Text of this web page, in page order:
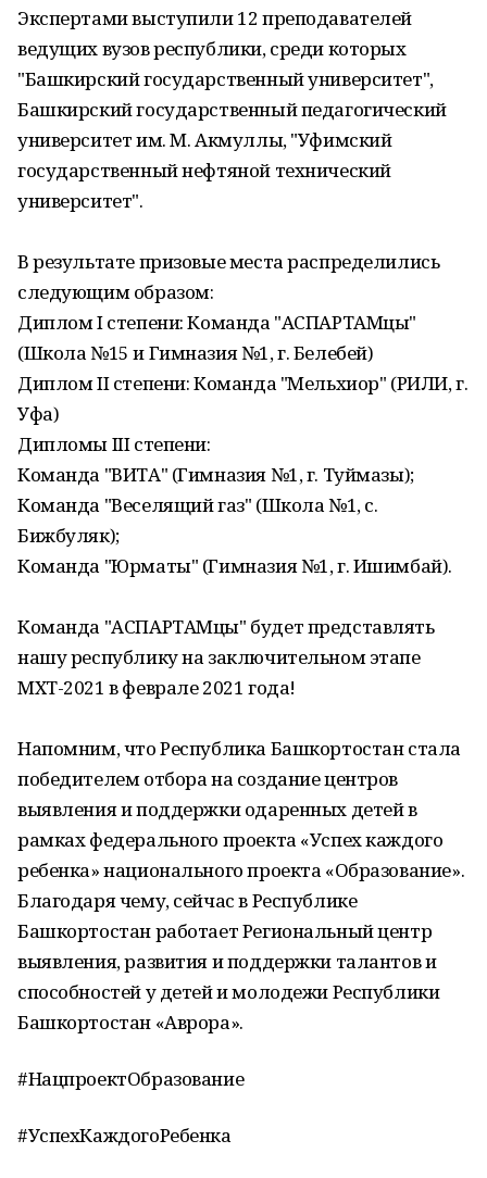
Экспертами выступили 12 преподавателей
ведущих вузов республики, среди которых
"Башкирский государственный университет",
Башкирский государственный педагогический
университет им. М. Акмуллы, "Уфимский
государственный нефтяной технический
университет".
В результате призовые места распределились
следующим образом:
Диплом I степени: Команда "АСПАРТАМцы"
(Школа №15 и Гимназия №1, г. Белебей)
Диплом II степени: Команда "Мельхиор" (РИЛИ, г.
Уфа)
Дипломы III степени:
Команда "ВИТА" (Гимназия №1, г. Туймазы);
Команда "Веселящий газ" (Школа №1, с.
Бижбуляк);
Команда "Юрматы" (Гимназия №1, г. Ишимбай).
Команда "АСПАРТАМцы" будет представлять
нашу республику на заключительном этапе
МХТ-2021 в феврале 2021 года!
Напомним, что Республика Башкортостан стала
победителем отбора на создание центров
выявления и поддержки одаренных детей в
рамках федерального проекта «Успех каждого
ребенка» национального проекта «Образование».
Благодаря чему, сейчас в Республике
Башкортостан работает Региональный центр
выявления, развития и поддержки талантов и
способностей у детей и молодежи Республики
Башкортостан «Аврора».
#НацпроектОбразование
#УспехКаждогоРебенка